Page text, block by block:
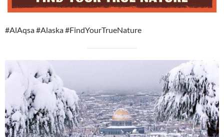
#AlAqsa #Alaska #FindYourTrueNature